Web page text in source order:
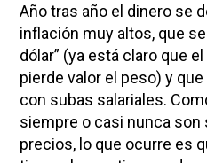
Año tras año el dinero se
inflación muy altos, que
dólar” (ya está claro que
pierde valor el peso) y
con subas salariales.
siempre o casi nunca son
precios, lo que ocurre es